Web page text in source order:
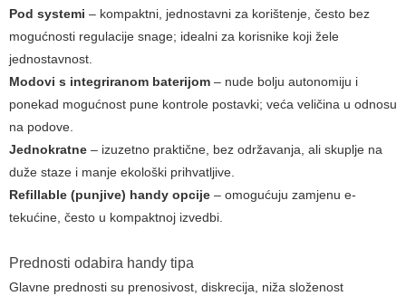
Pod systemi – kompaktni, jednostavni za korištenje, često bez
mogućnosti regulacije snage; idealni za korisnike koji žele
jednostavnost.
Modovi s integriranom baterijom – nude bolju autonomiju i
ponekad mogućnost pune kontrole postavki; veća veličina u odnosu
na podove.
Jednokratne – izuzetno praktične, bez održavanja, ali skuplje na
duže staze i manje ekološki prihvatljive.
Refillable (punjive) handy opcije – omogućuju zamjenu e-
tekućine, često u kompaktnoj izvedbi.
Prednosti odabira handy tipa
Glavne prednosti su prenosivost, diskrecija, niža složenost